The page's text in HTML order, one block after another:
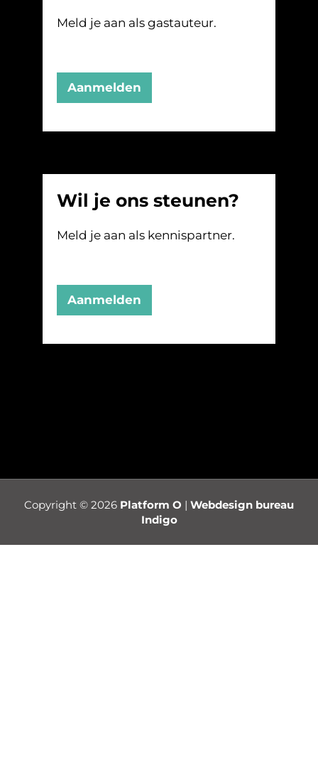
Meld je aan als gastauteur.
Aanmelden
Wil je ons steunen?
Meld je aan als kennispartner.
Aanmelden
Copyright © 2026 Platform O | Webdesign bureau
Indigo